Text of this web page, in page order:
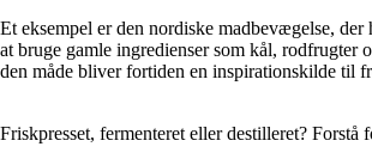
Et eksempel er den nordiske madbevægelse, der
at bruge gamle ingredienser som kål, rodfrugter
den måde bliver fortiden en inspirationskilde til
Friskpresset, fermenteret eller destilleret? Forstå